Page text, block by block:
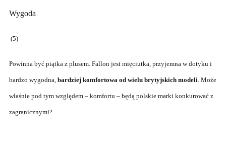
Wygoda
(5)
Powinna być piątka z plusem. Fallon jest mięciutka, przyjemna w dotyku i
bardzo wygodna, bardziej komfortowa od wielu brytyjskich modeli. Może
właśnie pod tym względem – komfortu – będą polskie marki konkurować z
zagranicznymi?